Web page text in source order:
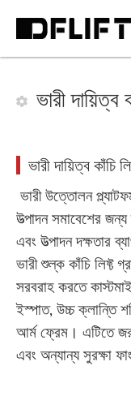
ভারী দায়িত্ব
ভারী দায়িত্ব কাঁচি
ভারী উত্তোলন
উত্পাদন সমাবেশের
এবং উত্পাদন দক্ষতার
ভারী শুল্ক কাঁচি লিফ্ট
সরবরাহ করতে
ইস্পাত, উচ্চ ক্লান্তি
আর্ম ফ্রেম। এটিতে
এবং অন্যান্য সুরক্ষা